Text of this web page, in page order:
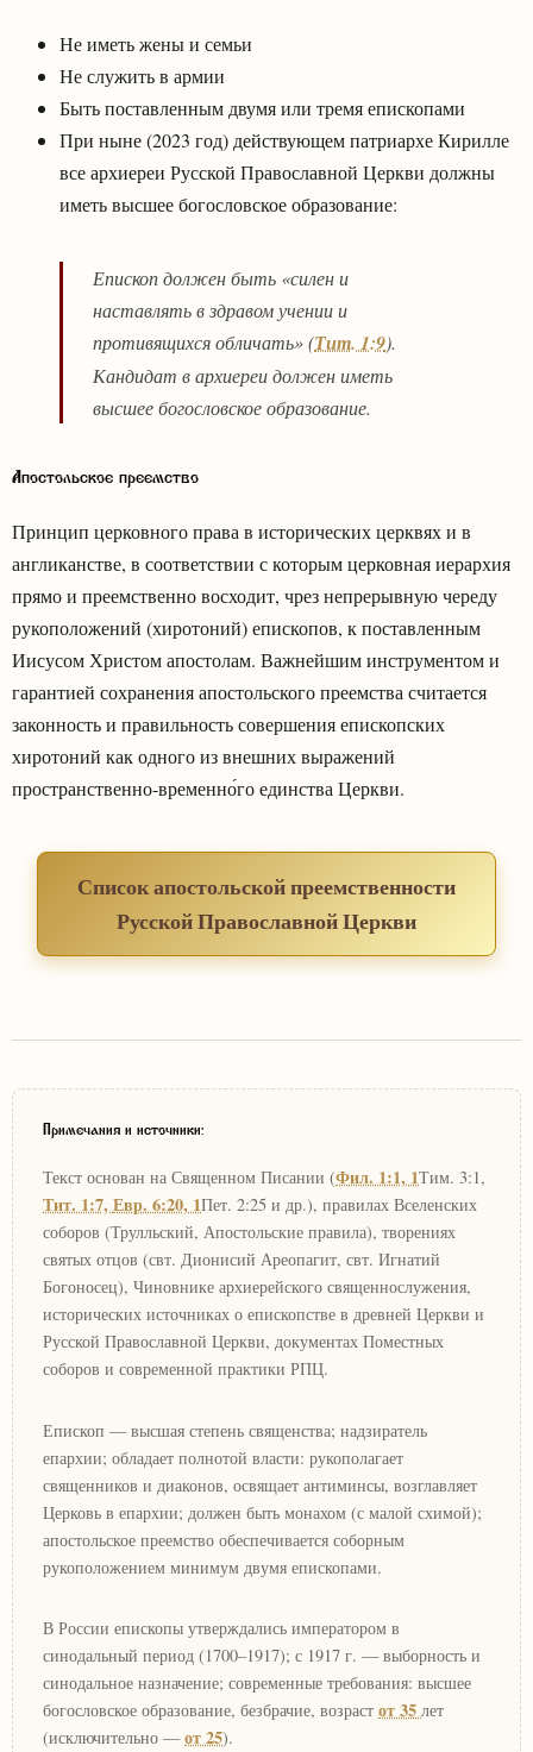
Не иметь жены и семьи
Не служить в армии
Быть поставленным двумя или тремя епископами
При ныне (2023 год) действующем патриархе Кирилле
все архиереи Русской Православной Церкви должны
иметь высшее богословское образование:
Епископ должен быть «силен и
наставлять в здравом учении и
противящихся обличать» (Тит. 1:9).
Кандидат в архиереи должен иметь
высшее богословское образование.
Апостольское преемство
Принцип церковного права в исторических церквях и в
англиканстве, в соответствии с которым церковная иерархия
прямо и преемственно восходит, чрез непрерывную череду
рукоположений (хиротоний) епископов, к поставленным
Иисусом Христом апостолам. Важнейшим инструментом и
гарантией сохранения апостольского преемства считается
законность и правильность совершения епископских
хиротоний как одного из внешних выражений
пространственно-временно́го единства Церкви.
Список апостольской преемственности
Русской Православной Церкви
Примечания и источники:
Текст основан на Священном Писании (Фил. 1:1, 1Тим. 3:1,
Тит. 1:7,Евр. 6:20, 1Пет. 2:25 и др.), правилах Вселенских
соборов (Трулльский, Апостольские правила), творениях
святых отцов (свт. Дионисий Ареопагит, свт. Игнатий
Богоносец), Чиновнике архиерейского священнослужения,
исторических источниках о епископстве в древней Церкви и
Русской Православной Церкви, документах Поместных
соборов и современной практики РПЦ.
Епископ — высшая степень священства; надзиратель
епархии; обладает полнотой власти: рукополагает
священников и диаконов, освящает антиминсы, возглавляет
Церковь в епархии; должен быть монахом (с малой схимой);
апостольское преемство обеспечивается соборным
рукоположением минимум двумя епископами.
В России епископы утверждались императором в
синодальный период (1700–1917); с 1917 г. — выборность и
синодальное назначение; современные требования: высшее
богословское образование, безбрачие, возраст от 35лет
(исключительно —от 25).